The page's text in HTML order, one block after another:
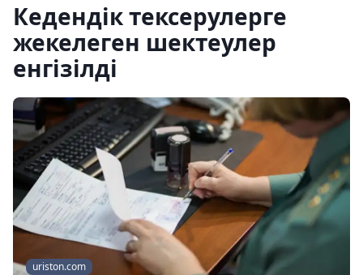
Кедендік тексерулерге
жекелеген шектеулер
енгізілді
uriston.com